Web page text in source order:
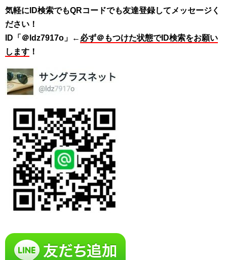
気軽にID検索でもQRコードでも友達登録してメッセージく
ださい！
ID「＠ldz7917o」← 必ず＠もつけた状態でID検索をお願い
します ！